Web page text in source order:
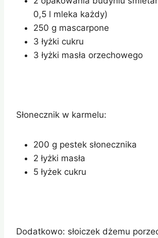
0,5 l mleka każdy)
250 g mascarpone
3 łyżki cukru
3 łyżki masła orzechowego
Słonecznik w karmelu:
200 g pestek słonecznika
2 łyżki masła
5 łyżek cukru
Dodatkowo: słoiczek dżemu